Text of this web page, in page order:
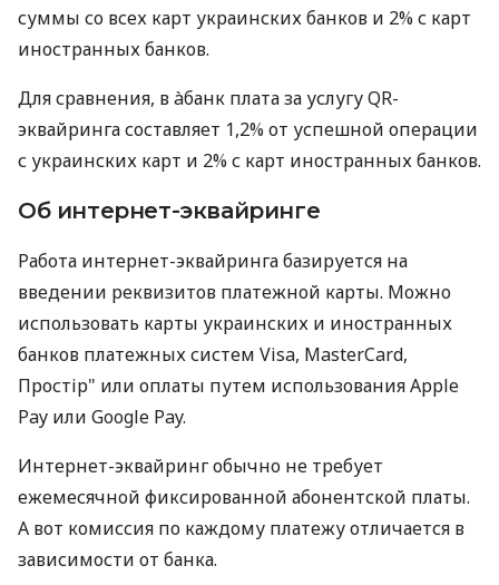
суммы со всех карт украинских банков и 2% с карт
иностранных банков.
Для сравнения, в àбанк плата за услугу QR-
эквайринга составляет 1,2% от успешной операции
с украинских карт и 2% с карт иностранных банков.
Об интернет-эквайринге
Работа интернет-эквайринга базируется на
введении реквизитов платежной карты. Можно
использовать карты украинских и иностранных
банков платежных систем Visa, MasterCard,
Простір" или оплаты путем использования Apple
Pay или Google Pay.
Интернет-эквайринг обычно не требует
ежемесячной фиксированной абонентской платы.
А вот комиссия по каждому платежу отличается в
зависимости от банка.